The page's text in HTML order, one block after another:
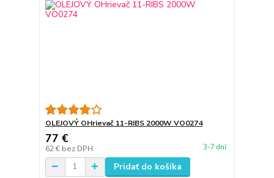
OLEJOVÝ OHrievač 11-RIBS 2000W VO0274
77 €
62 € bez DPH 3-7 dní
Pridať do košíka